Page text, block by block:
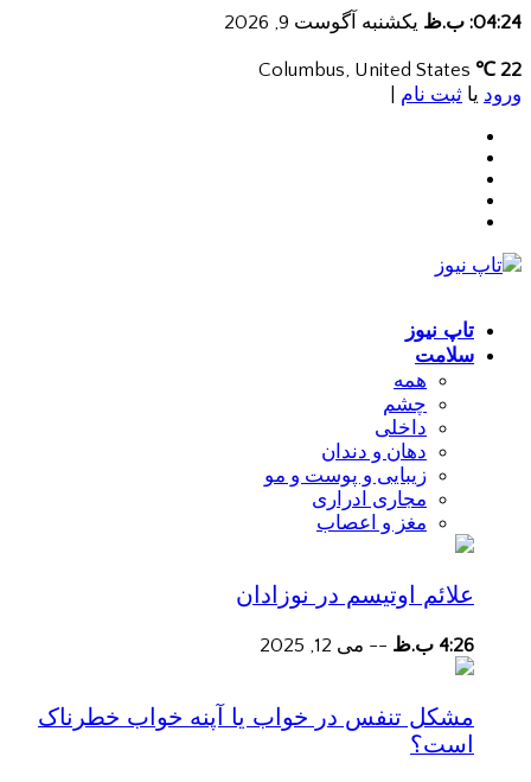
04:24: ب.ظ یکشنبه آگوست 9, 2026
22 ℃
ورود یا ثبت نام
تاپ نیوز
سلامت
همه
چشم
داخلی
دهان و دندان
زیبایی و پوست و مو
مجاری ادراری
مغز و اعصاب
علائم اوتیسم در نوزادان
4:26 ب.ظ -- می 12, 2025
مشکل تنفس در خواب یا آپنه خواب خطرناک
است؟